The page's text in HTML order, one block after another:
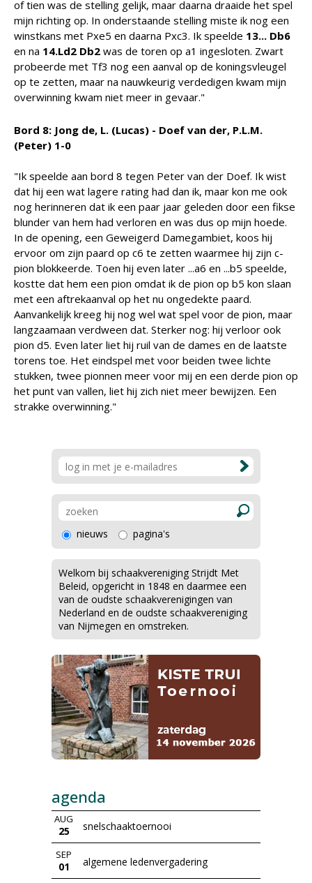
of tien was de stelling gelijk, maar daarna draaide het spel
mijn richting op. In onderstaande stelling miste ik nog een
winstkans met Pxe5 en daarna Pxc3. Ik speelde 13... Db6
en na 14.Ld2 Db2 was de toren op a1 ingesloten. Zwart
probeerde met Tf3 nog een aanval op de koningsvleugel
op te zetten, maar na nauwkeurig verdedigen kwam mijn
overwinning kwam niet meer in gevaar."
Bord 8: Jong de, L. (Lucas) - Doef van der, P.L.M.
(Peter) 1-0
"Ik speelde aan bord 8 tegen Peter van der Doef. Ik wist
dat hij een wat lagere rating had dan ik, maar kon me ook
nog herinneren dat ik een paar jaar geleden door een fikse
blunder van hem had verloren en was dus op mijn hoede.
In de opening, een Geweigerd Damegambiet, koos hij
ervoor om zijn paard op c6 te zetten waarmee hij zijn c-
pion blokkeerde. Toen hij even later ...a6 en ...b5 speelde,
kostte dat hem een pion omdat ik de pion op b5 kon slaan
met een aftrekaanval op het nu ongedekte paard.
Aanvankelijk kreeg hij nog wel wat spel voor de pion, maar
langzaamaan verdween dat. Sterker nog: hij verloor ook
pion d5. Even later liet hij ruil van de dames en de laatste
torens toe. Het eindspel met voor beiden twee lichte
stukken, twee pionnen meer voor mij en een derde pion op
het punt van vallen, liet hij zich niet meer bewijzen. Een
strakke overwinning."
nieuws pagina's
Welkom bij schaakvereniging Strijdt Met
Beleid, opgericht in 1848 en daarmee een
van de oudste schaakverenigingen van
Nederland en de oudste schaakvereniging
van Nijmegen en omstreken.
agenda
AUG
25 snelschaaktoernooi
SEP
01 algemene ledenvergadering